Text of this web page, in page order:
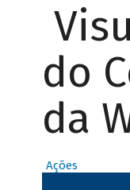
do
da
Ações